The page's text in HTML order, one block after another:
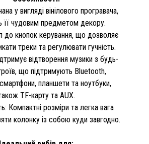
у вигляді вінілового програвача,
її чудовим предметом декору.
до кнопок керування, що дозволяє
треки та регулювати гучність.
відтворення музики з будь-
що підтримують Bluetooth,
планшети та ноутбуки,
TF-карту та AUX.
Компактні розміри та легка вага
колонку із собою куди завгодно.